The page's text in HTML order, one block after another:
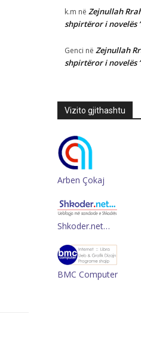
k.m në Zejnullah
shpirtëror i novelës
Genci në Zejnullah
shpirtëror i novelës
Vizito gjithashtu
Arben Çokaj
Shkoder.net…
BMC Computer